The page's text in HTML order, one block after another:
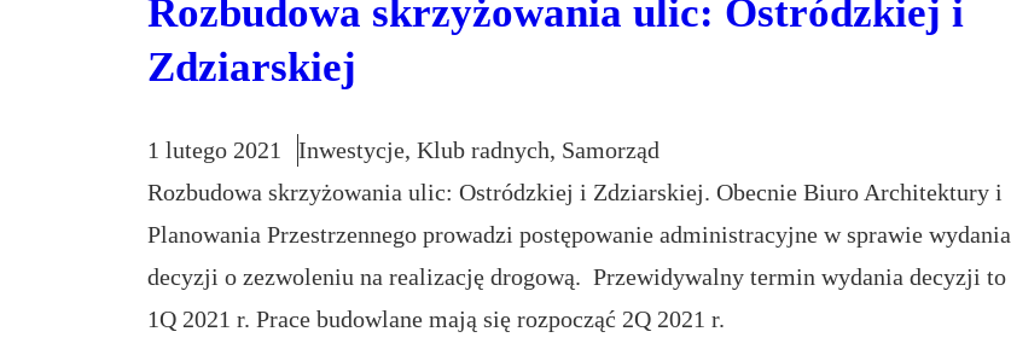
Rozbudowa skrzyżowania ulic: Ostródzkiej i
Zdziarskiej
1 lutego 2021 Inwestycje, Klub radnych, Samorząd
Rozbudowa skrzyżowania ulic: Ostródzkiej i Zdziarskiej. Obecnie Biuro Architektury i
Planowania Przestrzennego prowadzi postępowanie administracyjne w sprawie wydania
decyzji o zezwoleniu na realizację drogową. Przewidywalny termin wydania decyzji to
1Q 2021 r. Prace budowlane mają się rozpocząć 2Q 2021 r.